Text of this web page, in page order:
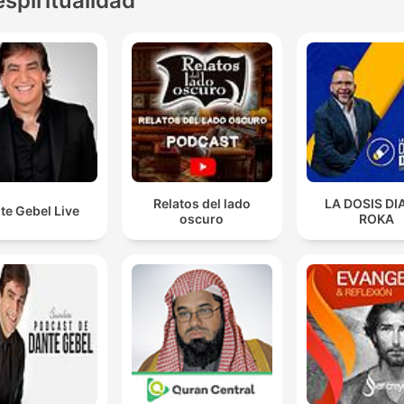
Gebel Live
Relatos del lado
oscuro
LA DOSIS
ROKA